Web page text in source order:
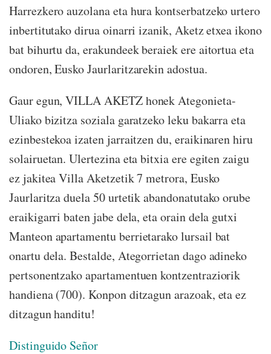
Harrezkero auzolana eta hura kontserbatzeko urtero
inbertitutako dirua oinarri izanik, Aketz etxea ikono
bat bihurtu da, erakundeek beraiek ere aitortua eta
ondoren, Eusko Jaurlaritzarekin adostua.
Gaur egun, VILLA AKETZ honek Ategonieta-
Uliako bizitza soziala garatzeko leku bakarra eta
ezinbestekoa izaten jarraitzen du, eraikinaren hiru
solairuetan. Ulertezina eta bitxia ere egiten zaigu
ez jakitea Villa Aketzetik 7 metrora, Eusko
Jaurlaritza duela 50 urtetik abandonatutako orube
eraikigarri baten jabe dela, eta orain dela gutxi
Manteon apartamentu berrietarako lursail bat
onartu dela. Bestalde, Ategorrietan dago adineko
pertsonentzako apartamentuen kontzentraziorik
handiena (700). Konpon ditzagun arazoak, eta ez
ditzagun handitu!
Distinguido Señor